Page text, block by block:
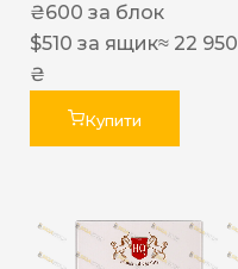
₴600 за блок
$510 за ящик≈ 22 950
₴
Купити